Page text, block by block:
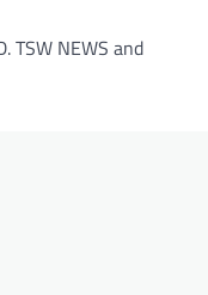
TSW NEWS and